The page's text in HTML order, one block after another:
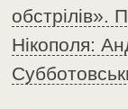
обстрілів».
Нікополя: